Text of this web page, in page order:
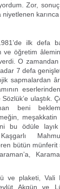
Zor,
ilk defa
ve öğretim
O
7 defa
sapmalardan
ulaştık.
beni
bu ödüle
bütün münferit
ve plaketi, Vali
Akgün ve